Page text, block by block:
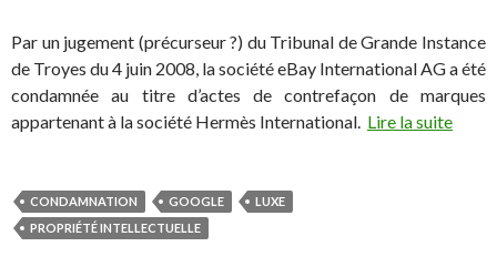
Par un jugement (précurseur ?) du Tribunal de Grande Instance
de Troyes du 4 juin 2008, la société eBay International AG a été
condamnée au titre d’actes de contrefaçon de marques
appartenant à la société Hermès International. Lire la suite
CONDAMNATION GOOGLE
LUXE
PROPRIÉTÉ INTELLECTUELLE